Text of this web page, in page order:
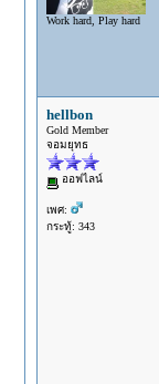
Work hard, Play hard
hellbon
Gold Member
จอมยุทธ
ออฟไลน์
เพศ:
กระทู้: 343